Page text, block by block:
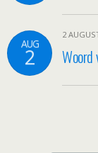
AUG
2
2
Woord